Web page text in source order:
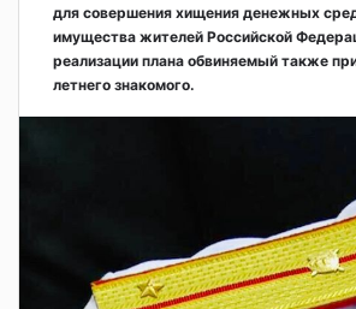
для совершения хищения денежных
имущества жителей Российской
реализации плана обвиняемый также
летнего знакомого.